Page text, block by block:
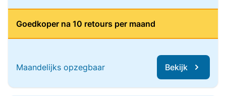
Goedkoper na 10 retours per maand
Maandelijks opzegbaar Bekijk